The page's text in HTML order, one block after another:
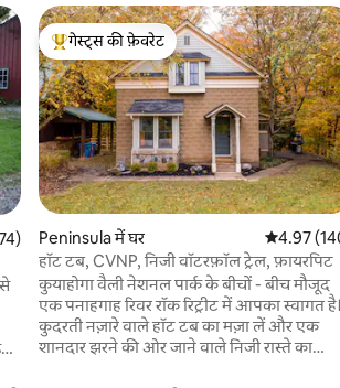
में से 4.98, 174 समीक्षाएँ
गेस्ट्स का टॉप फ़ेवरेट
गेस्ट्स की फ़ेवरेट
Peninsula में घर औसत रेटिंग
4.97
हॉट टब, CVNP, निजी वॉटरफ़ॉल ट्रेल, फ़ायरपिट
कुयाहोगा वैली नेशनल पार्क के बीचों - बीच मौजूद
एक पनाहगाह रिवर रॉक रिट्रीट में आपका स्वागत है।
कुदरती नज़ारे वाले हॉट टब का मज़ा लें और एक
शानदार झरने की ओर जाने वाले निजी रास्ते का